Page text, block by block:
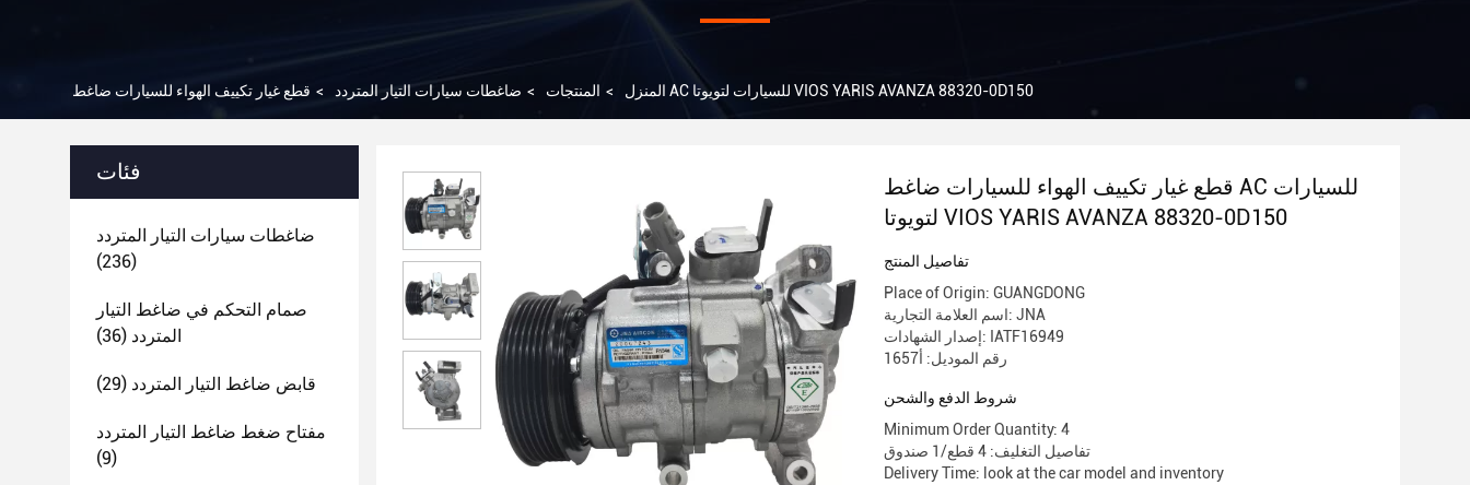
المنزل > المنتجات > ضاغطات سيارات التيار المتردد > قطع غيار تكييف الهواء للسيارات ضاغط AC للسيارات لتويوتا VIOS YARIS AVANZA 88320-0D150
فئات
ضاغطات سيارات التيار المتردد
(236)
صمام التحكم في ضاغط التيار
المتردد (36)
قابض ضاغط التيار المتردد (29)
مفتاح ضغط ضاغط التيار المتردد
(9)
قطع غيار تكييف الهواء للسيارات ضاغط AC للسيارات
لتويوتا VIOS YARIS AVANZA 88320-0D150
تفاصيل المنتج
Place of Origin: GUANGDONG
اسم العلامة التجارية: JNA
إصدار الشهادات: IATF16949
رقم الموديل: أ1657
شروط الدفع والشحن
Minimum Order Quantity: 4
تفاصيل التغليف: 4 قطع/1 صندوق
Delivery Time: look at the car model and inventory